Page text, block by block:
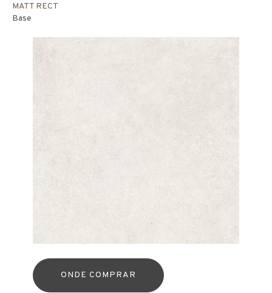
MATT RECT
Base
ONDE COMPRAR